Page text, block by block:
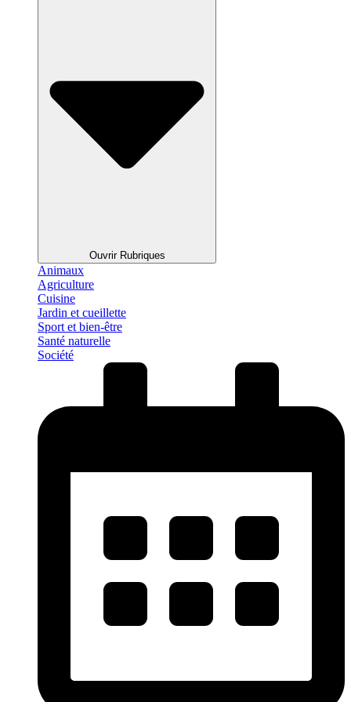
Ouvrir Rubriques
Animaux
Agriculture
Cuisine
Jardin et cueillette
Sport et bien-être
Santé naturelle
Société